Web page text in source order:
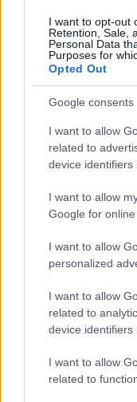
I want to opt-out
Retention, Sale,
Personal Data
Purposes for
Opted Out
Google consents
I want to allow
related to
device identifiers
I want to allow
Google for
I want to allow
personalized
I want to allow
related to
device identifiers
I want to allow
related to
Ne
Remake
PC-s
képnek
2023 május
Egy új
interneten, amit
Unmute Loaded:
21.65%